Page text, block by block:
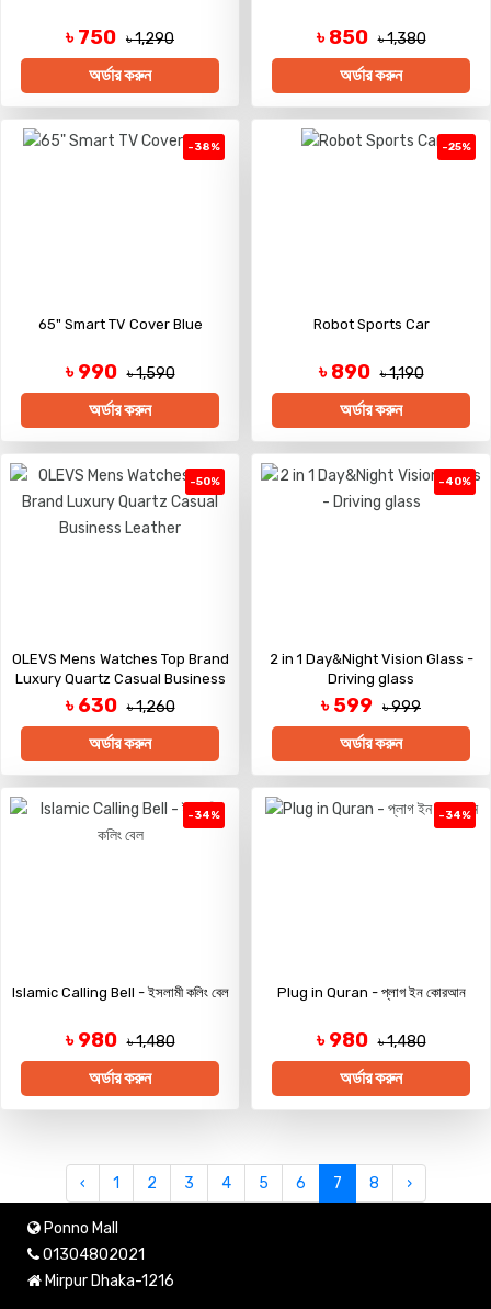
৳ 750 ৳ 1,290
অর্ডার করুন
৳ 850 ৳ 1,380
অর্ডার করুন
-38%
65" Smart TV Cover Blue
৳ 990 ৳ 1,590
অর্ডার করুন
-25%
Robot Sports Car
৳ 890 ৳ 1,190
অর্ডার করুন
-50%
OLEVS Mens Watches Top Brand
Luxury Quartz Casual Business
Leather
৳ 630 ৳ 1,260
অর্ডার করুন
-40%
2 in 1 Day&Night Vision Glass -
Driving glass
৳ 599 ৳ 999
অর্ডার করুন
-34%
Islamic Calling Bell - ইসলামী কলিং বেল
৳ 980 ৳ 1,480
অর্ডার করুন
-34%
Plug in Quran - প্লাগ ইন কোরআন
৳ 980 ৳ 1,480
অর্ডার করুন
‹ 1 2 3 4 5 6 7 8 ›
Ponno Mall
01304802021
Mirpur Dhaka-1216